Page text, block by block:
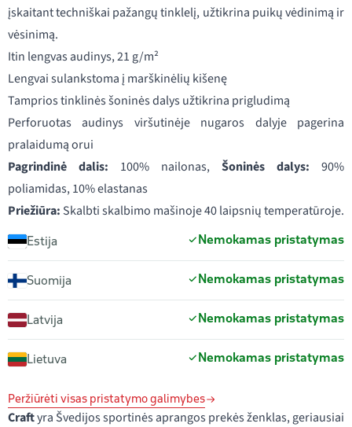
įskaitant techniškai pažangų tinklelį, užtikrina puikų vėdinimą ir
vėsinimą.
Itin lengvas audinys, 21 g/m²
Lengvai sulankstoma į marškinėlių kišenę
Tamprios tinklinės šoninės dalys užtikrina prigludimą
Perforuotas audinys viršutinėje nugaros dalyje pagerina
pralaidumą orui
Pagrindinė dalis: 100% nailonas, Šoninės dalys: 90%
poliamidas, 10% elastanas
Priežiūra: Skalbti skalbimo mašinoje 40 laipsnių temperatūroje.
Estija Nemokamas pristatymas
Suomija Nemokamas pristatymas
Latvija Nemokamas pristatymas
Lietuva Nemokamas pristatymas
Peržiūrėti visas pristatymo galimybes
Craftyra Švedijos sportinės aprangos prekės ženklas, geriausiai